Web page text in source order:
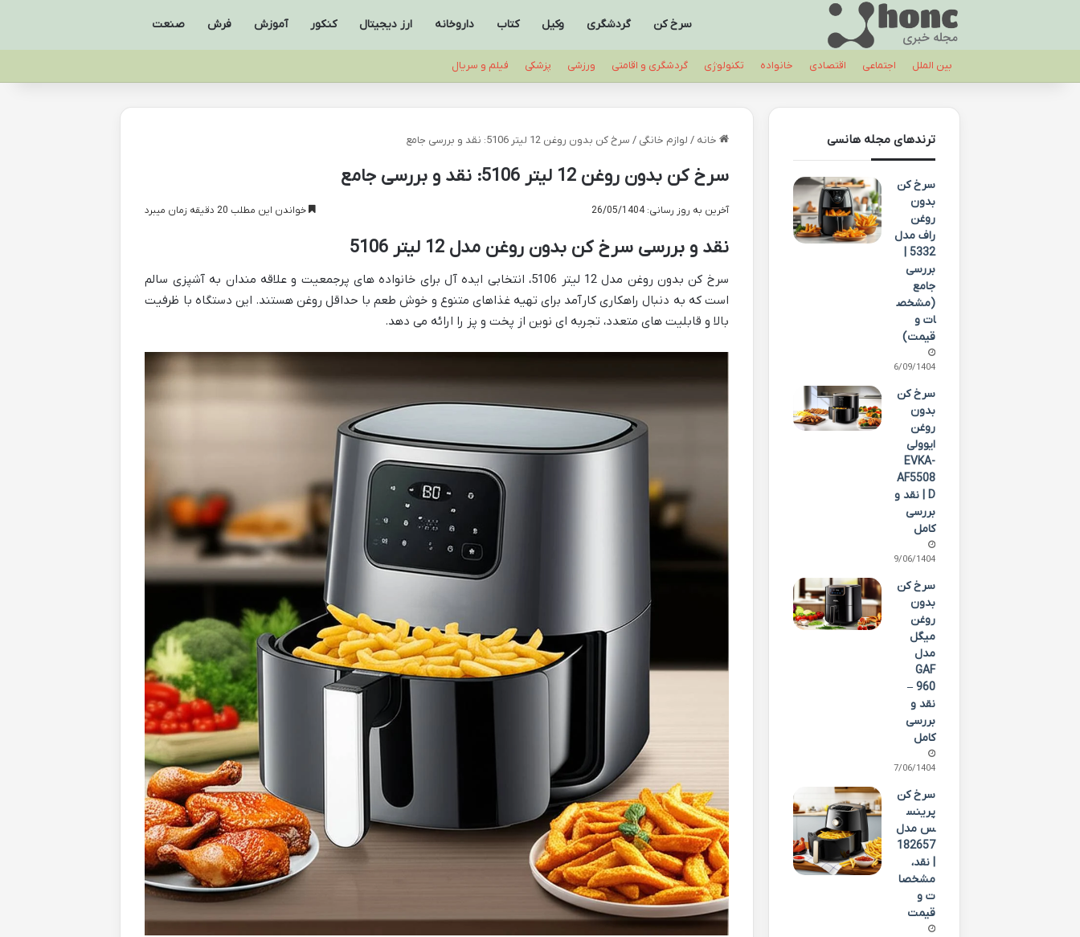
سرخ کن گردشگری وکیل کتاب داروخانه ارز دیجیتال کنکور آموزش فرش صنعت
بین الملل اجتماعی اقتصادی خانواده تکنولوژی گردشگری و اقامتی ورزشی پزشکی فیلم و سریال
خانه / لوازم خانگی / سرخ کن بدون روغن 12 لیتر 5106: نقد و بررسی جامع
سرخ کن بدون روغن 12 لیتر 5106: نقد و بررسی جامع
آخرین به روز رسانی: 26/05/1404 خواندن این مطلب 20 دقیقه زمان میبرد
نقد و بررسی سرخ کن بدون روغن مدل 12 لیتر 5106
سرخ کن بدون روغن مدل 12 لیتر 5106، انتخابی ایده آل برای خانواده های پرجمعیت و علاقه مندان به آشپزی سالم
است که به دنبال راهکاری کارآمد برای تهیه غذاهای متنوع و خوش طعم با حداقل روغن هستند. این دستگاه با ظرفیت
بالا و قابلیت های متعدد، تجربه ای نوین از پخت و پز را ارائه می دهد.
ترندهای مجله هانسی
سرخ کن
بدون
روغن
راف مدل
5332 |
بررسی
جامع
(مشخص
ات و
قیمت)
16/09/1404
سرخ کن
بدون
روغن
ایوولی
EVKA-
AF5508
D | نقد و
بررسی
کامل
29/06/1404
سرخ کن
بدون
روغن
میگل
مدل
GAF
960 –
نقد و
بررسی
کامل
07/06/1404
سرخ کن
پرینس
س مدل
182657
| نقد،
مشخصا
ت و
قیمت